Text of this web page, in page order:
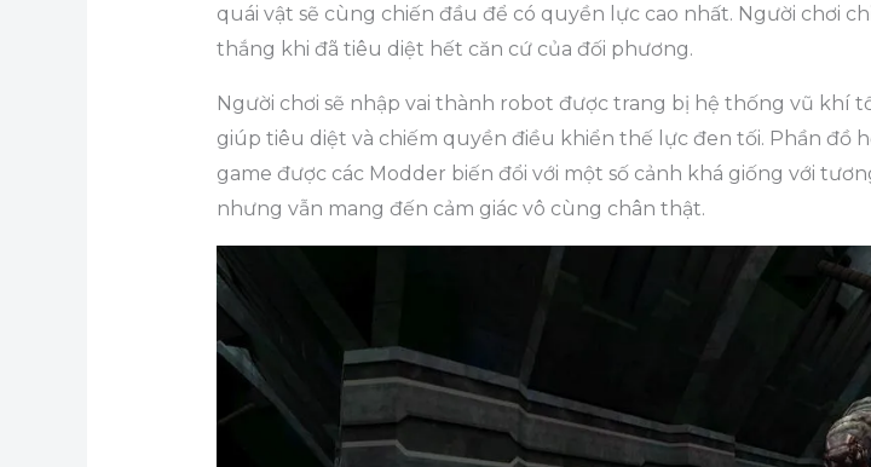
quái vật sẽ cùng chiến đầu để có quyền lực cao nhất. Người chơi
thắng khi đã tiêu diệt hết căn cứ của đối phương.
Người chơi sẽ nhập vai thành robot được trang bị hệ thống vũ khí
giúp tiêu diệt và chiếm quyền điều khiển thế lực đen tối. Phần đồ
game được các Modder biến đổi với một số cảnh khá giống với
nhưng vẫn mang đến cảm giác vô cùng chân thật.